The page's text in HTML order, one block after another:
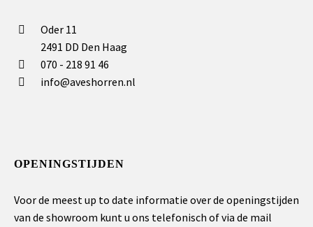
Oder 11
2491 DD Den Haag
070 - 218 91 46
info@aveshorren.nl
OPENINGSTIJDEN
Voor de meest up to date informatie over de openingstijden
van de showroom kunt u ons telefonisch of via de mail